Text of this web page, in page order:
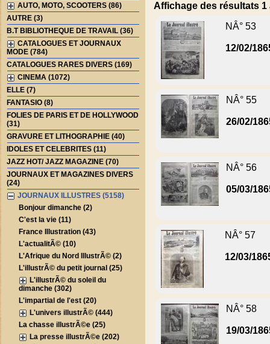
AUTO, MOTO, SCOOTERS (86)
AUTRE (3)
B.T BIBLIOTHEQUE DE TRAVAIL (36)
CATALOGUES ET JOURNAUX
MODE (784)
CATALOGUES RARES DIVERS (169)
CINEMA (1072)
ELLE (7)
FANTASIO (8)
FOLIES DE PARIS ET DE HOLLYWOOD
(31)
GRAVURE ET LITHOGRAPHIE (40)
IDOLES ET CELEBRITES (11)
JAZZ HOT/ JAZZ MAGAZINE (70)
JOURNAUX ET MAGAZINES DIVERS
(24)
JOURNAUX ILLUSTRES (5158)
Bonjour dimanche (2)
C'est la vie (11)
France Illustration (43)
L'actualitÃ© (10)
L'Afrique du Nord IllustrÃ© (2)
L'illustrÃ© du petit journal (25)
L'illustrÃ© du soleil du
dimanche (302)
L'impartial de l'est (20)
L'univers illustrÃ© (444)
La chasse illustrÃ©e (25)
La presse illustrÃ©e (202)
Affichage des résultats 1
NÂ° 53
12/02/
NÂ° 55
26/02/
NÂ° 56
05/03/
NÂ° 57
12/03/
NÂ° 58
19/03/